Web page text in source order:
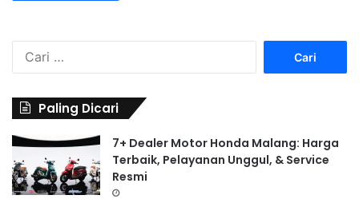
t
u
Paling Dicari
7+ Dealer Motor Honda Malang: Harga
Terbaik, Pelayanan Unggul, & Service
Resmi